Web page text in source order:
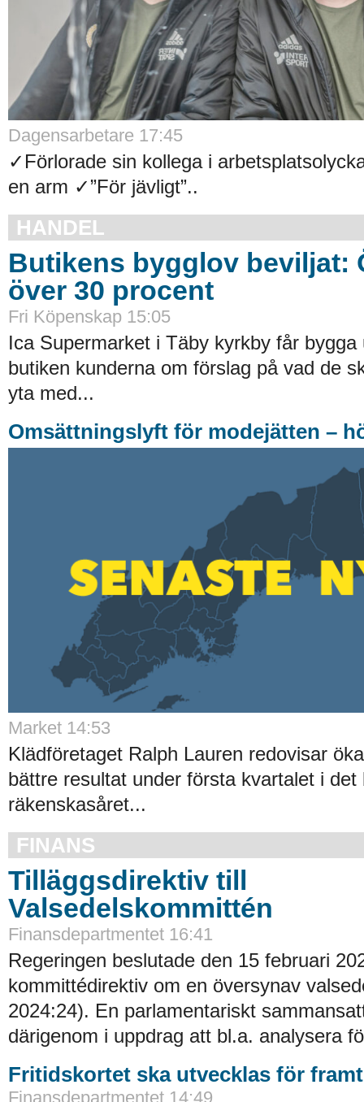
Dagensarbetare 17:45
✓Förlorade sin kollega i
en arm ✓”För jävligt”..
HANDEL
Butikens bygglov beviljat:
över 30 procent
Fri Köpenskap 15:05
Ica Supermarket i Täby kyrkby får bygga
butiken kunderna om förslag på vad de
yta med...
Omsättningslyft för modejätten –
Market 14:53
Klädföretaget Ralph Lauren redovisar
bättre resultat under första kvartalet i det
räkenskasåret...
FINANS
Tilläggsdirektiv till
Valsedelskommittén
Finansdepartmentet 16:41
Regeringen beslutade den 15 februari
kommittédirektiv om en översynav
2024:24). En parlamentariskt
därigenom i uppdrag att bl.a. analysera
Fritidskortet ska utvecklas för
Finansdepartmentet 14:49